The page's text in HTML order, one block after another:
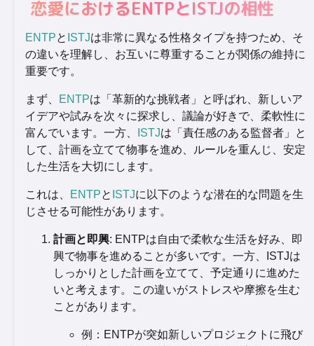
恋愛におけるENTPとISTJの相性
ENTPと ISTJは非常に異なる性格タイプを持つため、そ
の違いを理解し、お互いに尊重することが関係の維持に
重要です。
まず、 ENTPは「革新的な挑戦者」と呼ばれ、新しいア
イデアや試みを次々に探求し、議論が好きで、柔軟性に
富んでいます。一方、
ISTJは「責任感のある監督者」と
して、計画を立てて物事を進め、ルールを重んじ、安定
した生活を大切にします。
これは、 ENTPと ISTJに以下のような潜在的な問題を生
じさせる可能性があります。
計画と即興: ENTPは自由で柔軟な生活を好み、即
興で物事を進めることが多いです。一方、ISTJは
しっかりとした計画を立てて、予定通りに進めた
いと考えます。この違いがストレスや摩擦を生む
ことがあります。
例：ENTPが突如新しいプロジェクトに飛び